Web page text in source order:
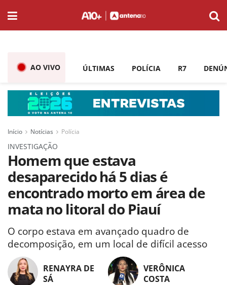
AO VIVO ÚLTIMAS POLÍCIA R7
Início Notícias Polícia
INVESTIGAÇÃO
Homem que estava
desaparecido há 5 dias é
encontrado morto em área de
mata no litoral do Piauí
O corpo estava em avançado quadro de
decomposição, em um local de difícil acesso
RENAYRA DE
SÁ
VERÔNICA
COSTA